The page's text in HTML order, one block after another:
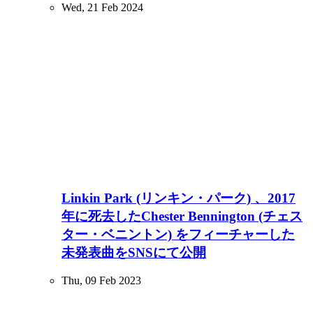
Wed, 21 Feb 2024
Linkin Park (リンキン・パーク) 、2017
年に死去したChester Bennington (チェス
ター・ベニントン) をフィーチャーした
未発表曲をSNSにて公開
Thu, 09 Feb 2023